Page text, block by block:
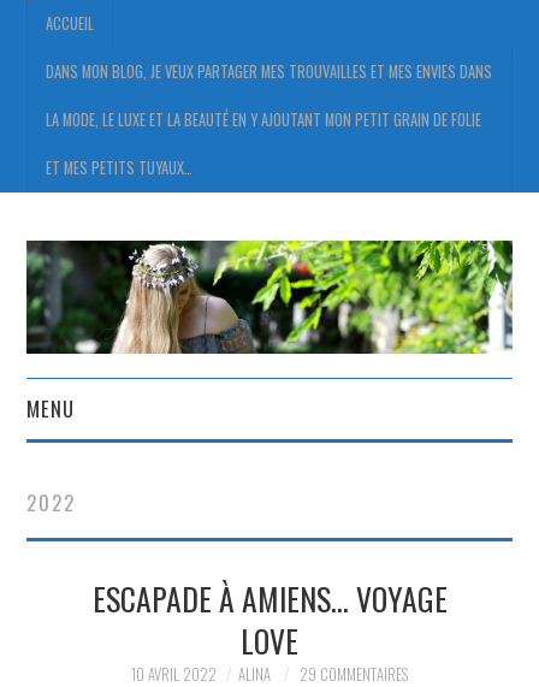
ACCUEIL
DANS MON BLOG, JE VEUX PARTAGER MES TROUVAILLES ET MES ENVIES DANS
LA MODE, LE LUXE ET LA BEAUTÉ EN Y AJOUTANT MON PETIT GRAIN DE FOLIE
ET MES PETITS TUYAUX…
MENU
PARTAGER MES
2022
ESCAPADE À AMIENS… VOYAGE
LOVE
10 AVRIL 2022 ALINA 29 COMMENTAIRES